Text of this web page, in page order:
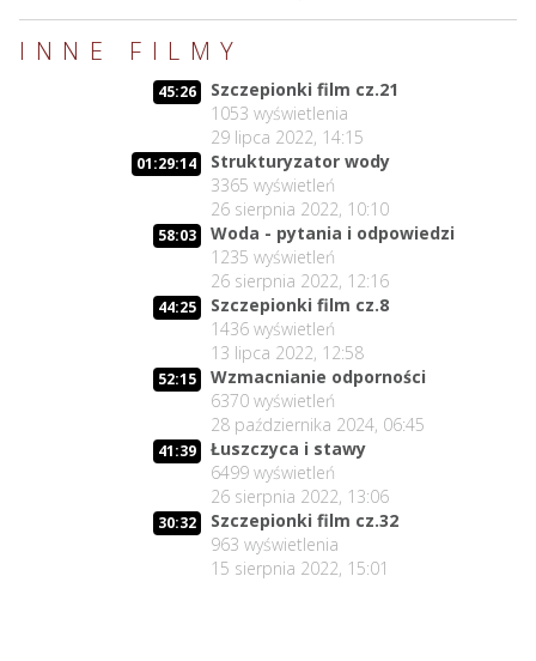
INNE FILMY
45:26
Szczepionki film cz.21
1053 wyświetlenia
29 lipca 2022, 14:15
01:29:14
Strukturyzator wody
3365 wyświetleń
26 sierpnia 2022, 10:10
58:03
Woda - pytania i odpowiedzi
1235 wyświetleń
26 sierpnia 2022, 12:16
44:25
Szczepionki film cz.8
1436 wyświetleń
13 lipca 2022, 12:58
52:15
Wzmacnianie odporności
6370 wyświetleń
28 października 2024, 06:45
41:39
Łuszczyca i stawy
6499 wyświetleń
26 sierpnia 2022, 13:06
30:32
Szczepionki film cz.32
963 wyświetlenia
15 sierpnia 2022, 15:01